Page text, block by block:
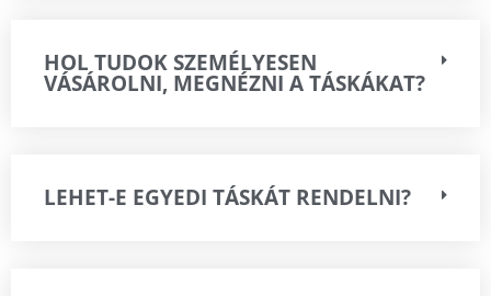
HOL TUDOK SZEMÉLYESEN
VÁSÁROLNI, MEGNÉZNI A TÁSKÁKAT?
LEHET-E EGYEDI TÁSKÁT RENDELNI?